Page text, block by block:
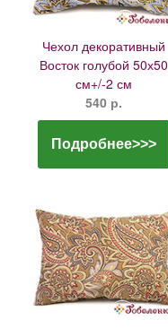
Чехол декоративный
Восток голубой 50х50
см+/-2 см
540 р.
Подробнее>>>